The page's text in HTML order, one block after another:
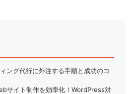
ング代行に外注する手順と成功のコ
サイト制作を効率化！WordPress対